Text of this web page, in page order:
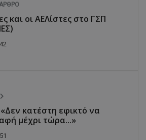
και οι ΑΕΛίστες στο ΓΣΠ
κατέστη εφικτό να
μέχρι τώρα...»